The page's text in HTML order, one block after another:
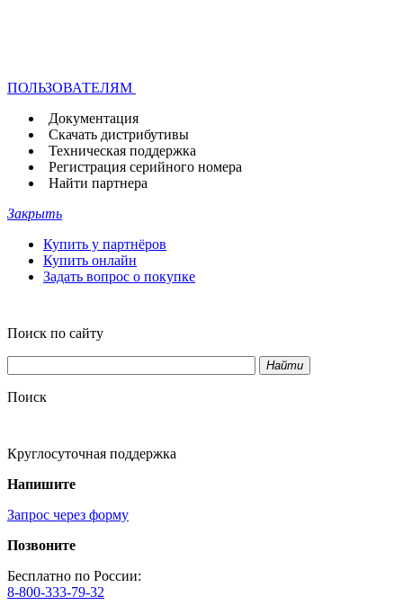
ПОЛЬЗОВАТЕЛЯМ
Документация
Скачать дистрибутивы
Техническая поддержка
Регистрация серийного номера
Найти партнера
Закрыть
Купить у партнёров
Купить онлайн
Задать вопрос о покупке
Поиск по сайту
Найти
Поиск
Круглосуточная поддержка
Напишите
Запрос через форму
Позвоните
Бесплатно по России:
8-800-333-79-32